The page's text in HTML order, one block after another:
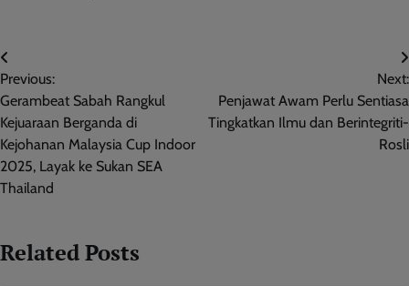
Post
navigation
Previous:
Gerambeat Sabah Rangkul
Kejuaraan Berganda di
Kejohanan Malaysia Cup Indoor
2025, Layak ke Sukan SEA
Thailand
Next:
Penjawat Awam Perlu Sentiasa
Tingkatkan Ilmu dan Berintegriti-
Rosli
Related Posts